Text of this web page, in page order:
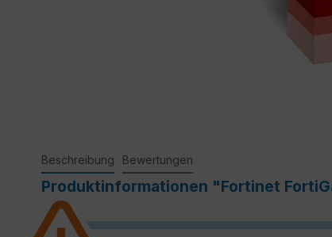
Beschreibung Bewertungen
Produktinformationen "Fortinet